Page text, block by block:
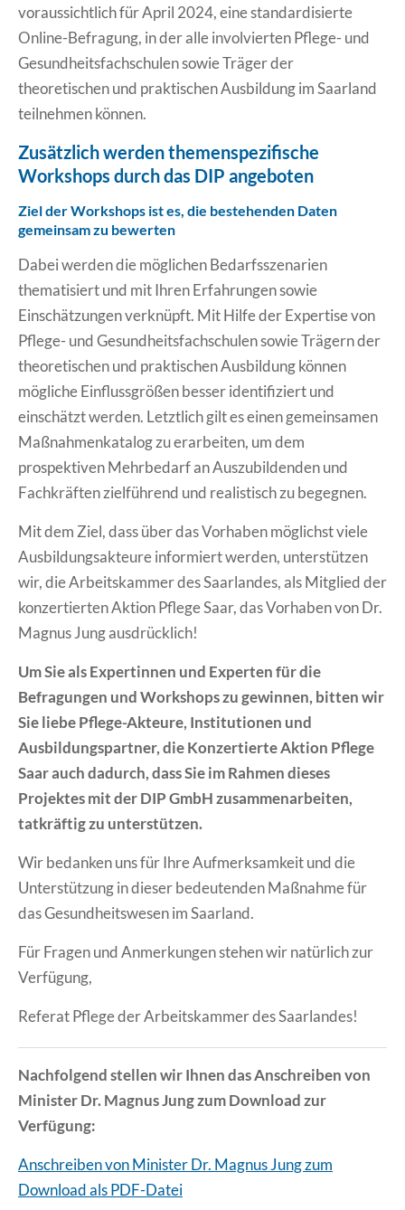
voraussichtlich für April 2024, eine standardisierte
Online-Befragung, in der alle involvierten Pflege- und
Gesundheitsfachschulen sowie Träger der
theoretischen und praktischen Ausbildung im Saarland
teilnehmen können.
Zusätzlich werden themenspezifische
Workshops durch das DIP angeboten
Ziel der Workshops ist es, die bestehenden Daten
gemeinsam zu bewerten
Dabei werden die möglichen Bedarfsszenarien
thematisiert und mit Ihren Erfahrungen sowie
Einschätzungen verknüpft. Mit Hilfe der Expertise von
Pflege- und Gesundheitsfachschulen sowie Trägern der
theoretischen und praktischen Ausbildung können
mögliche Einflussgrößen besser identifiziert und
einschätzt werden. Letztlich gilt es einen gemeinsamen
Maßnahmenkatalog zu erarbeiten, um dem
prospektiven Mehrbedarf an Auszubildenden und
Fachkräften zielführend und realistisch zu begegnen.
Mit dem Ziel, dass über das Vorhaben möglichst viele
Ausbildungsakteure informiert werden, unterstützen
wir, die Arbeitskammer des Saarlandes, als Mitglied der
konzertierten Aktion Pflege Saar, das Vorhaben von Dr.
Magnus Jung ausdrücklich!
Um Sie als Expertinnen und Experten für die
Befragungen und Workshops zu gewinnen, bitten wir
Sie liebe Pflege-Akteure, Institutionen und
Ausbildungspartner, die Konzertierte Aktion Pflege
Saar auch dadurch, dass Sie im Rahmen dieses
Projektes mit der DIP GmbH zusammenarbeiten,
tatkräftig zu unterstützen.
Wir bedanken uns für Ihre Aufmerksamkeit und die
Unterstützung in dieser bedeutenden Maßnahme für
das Gesundheitswesen im Saarland.
Für Fragen und Anmerkungen stehen wir natürlich zur
Verfügung,
Referat Pflege der Arbeitskammer des Saarlandes!
Nachfolgend stellen wir Ihnen das Anschreiben von
Minister Dr. Magnus Jung zum Download zur
Verfügung:
Anschreiben von Minister Dr. Magnus Jung zum
Download als PDF-Datei